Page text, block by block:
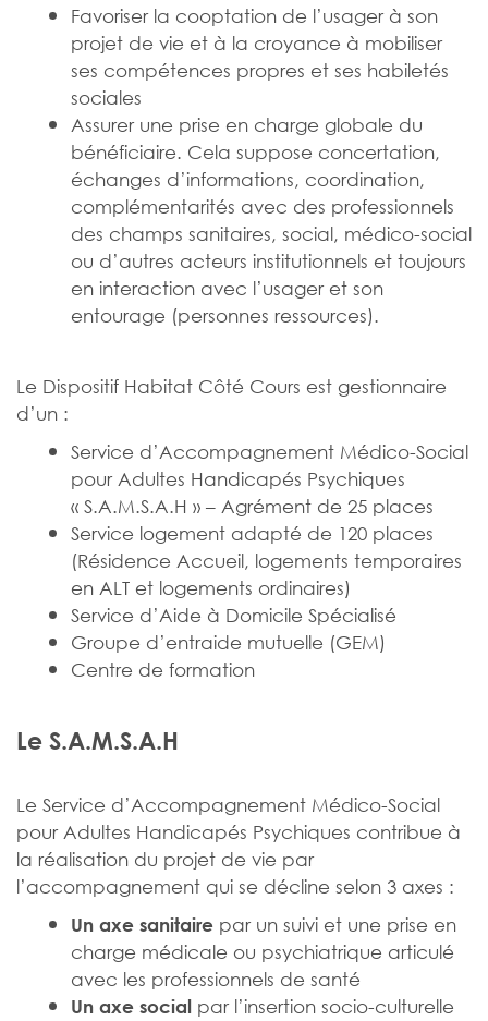
Favoriser la cooptation de l’usager à son
projet de vie et à la croyance à mobiliser
ses compétences propres et ses habiletés
sociales
Assurer une prise en charge globale du
bénéficiaire. Cela suppose concertation,
échanges d’informations, coordination,
complémentarités avec des professionnels
des champs sanitaires, social, médico-social
ou d’autres acteurs institutionnels et toujours
en interaction avec l’usager et son
entourage (personnes ressources).
Le Dispositif Habitat Côté Cours est gestionnaire
d’un :
Service d’Accompagnement Médico-Social
pour Adultes Handicapés Psychiques
« S.A.M.S.A.H » – Agrément de 25 places
Service logement adapté de 120 places
(Résidence Accueil, logements temporaires
en ALT et logements ordinaires)
Service d’Aide à Domicile Spécialisé
Groupe d’entraide mutuelle (GEM)
Centre de formation
Le S.A.M.S.A.H
Le Service d’Accompagnement Médico-Social
pour Adultes Handicapés Psychiques contribue à
la réalisation du projet de vie par
l’accompagnement qui se décline selon 3 axes :
Un axe sanitaire par un suivi et une prise en
charge médicale ou psychiatrique articulé
avec les professionnels de santé
Un axe social par l’insertion socio-culturelle